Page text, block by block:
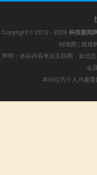
Copyright © 2012 - 2026 科技新闻
站地图 | 疑难
声明：本站内容来自互联网，如信
会
本站仅为个人兴趣